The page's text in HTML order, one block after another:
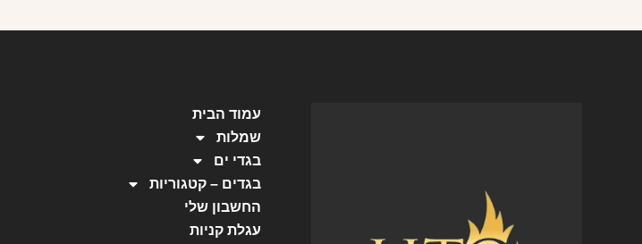
עמוד הבית
שמלות
בגדי ים
בגדים – קטגוריות
החשבון שלי
עגלת קניות